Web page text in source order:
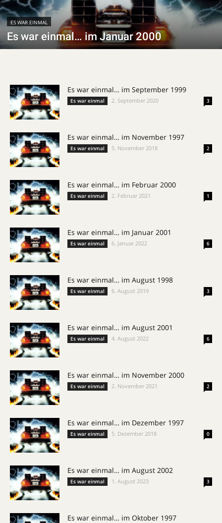
ES WAR EINMAL
Es war einmal… im Januar 2000
Es war einmal… im September 1999
Es war einmal 2. September 2020 3
Es war einmal… im November 1997
Es war einmal 5. November 2018 2
Es war einmal… im Februar 2000
Es war einmal 2. Februar 2021 1
Es war einmal… im Januar 2001
Es war einmal 6. Januar 2022 6
Es war einmal… im August 1998
Es war einmal 6. August 2019 3
Es war einmal… im August 2001
Es war einmal 4. August 2022 6
Es war einmal… im November 2000
Es war einmal 2. November 2021 2
Es war einmal… im Dezember 1997
Es war einmal 5. Dezember 2018 0
Es war einmal… im August 2002
Es war einmal 1. August 2023 3
Es war einmal… im Oktober 1997